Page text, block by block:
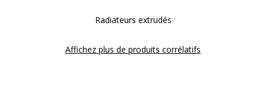
Radiateurs extrudés
Affichez plus de produits corrélatifs